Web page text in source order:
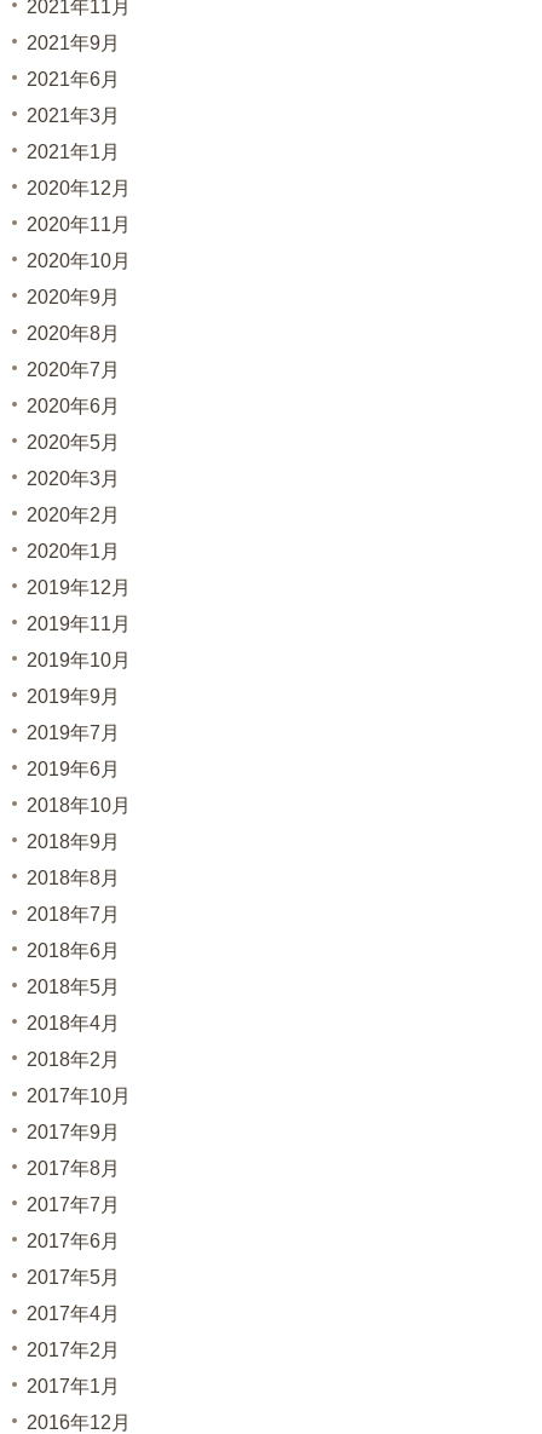
2021年11月
2021年9月
2021年6月
2021年3月
2021年1月
2020年12月
2020年11月
2020年10月
2020年9月
2020年8月
2020年7月
2020年6月
2020年5月
2020年3月
2020年2月
2020年1月
2019年12月
2019年11月
2019年10月
2019年9月
2019年7月
2019年6月
2018年10月
2018年9月
2018年8月
2018年7月
2018年6月
2018年5月
2018年4月
2018年2月
2017年10月
2017年9月
2017年8月
2017年7月
2017年6月
2017年5月
2017年4月
2017年2月
2017年1月
2016年12月